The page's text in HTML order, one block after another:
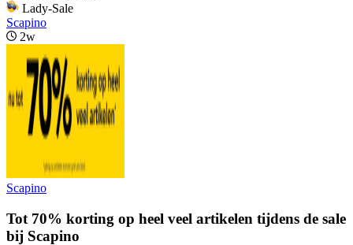
Lady-Sale
Scapino
2w
Scapino
Tot 70% korting op heel veel artikelen tijdens de sale
bij Scapino